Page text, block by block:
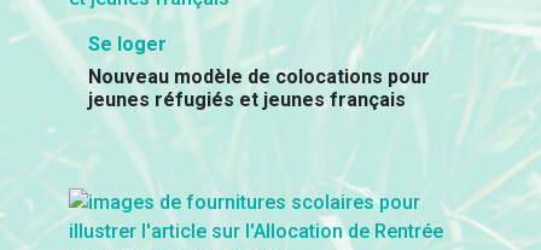
Se loger
Nouveau modèle de colocations pour
jeunes réfugiés et jeunes français